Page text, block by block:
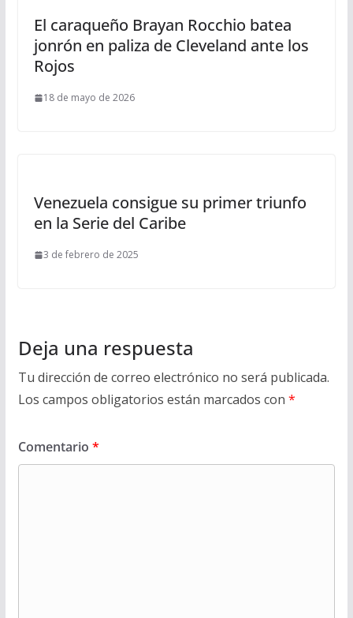
El caraqueño Brayan Rocchio batea
jonrón en paliza de Cleveland ante los
Rojos
18 de mayo de 2026
Venezuela consigue su primer triunfo
en la Serie del Caribe
3 de febrero de 2025
Deja una respuesta
Tu dirección de correo electrónico no será publicada.
Los campos obligatorios están marcados con *
Comentario *